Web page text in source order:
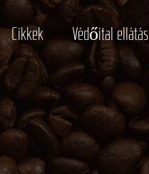
Cikkek Védőital ellátás